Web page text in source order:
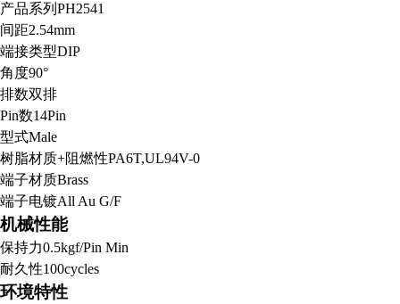
产品系列 PH2541
间距2.54mm
端接类型DIP
角度90°
排数双排
Pin数14Pin
型式Male
树脂材质+阻燃性PA6T,UL94V-0
端子材质Brass
端子电镀All Au G/F
机械性能
保持力0.5kgf/Pin Min
耐久性100cycles
环境特性